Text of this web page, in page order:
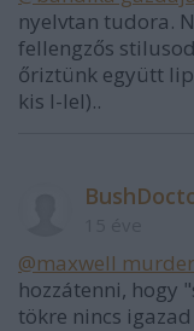
nyelvtan tudora.
fellengzős
őriztünk együtt
kis l-lel)..
@maxwell murder
hozzátenni, hogy
tökre nincs igazad